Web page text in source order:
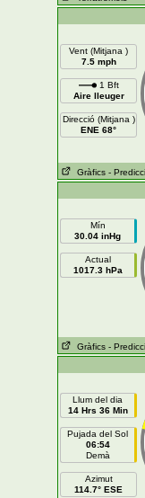
Vent (Mitjana )
7.5 mph
1 Bft
Aire lleuger
Direcció (Mitjana )
ENE 68°
Gràfics -
Mín
30.04 inHg
Actual
1017.3 hPa
Gràfics -
Llum del dia
14 Hrs 36 Min
Pujada del Sol
06:54
Demà
Azimut
114.7° ESE